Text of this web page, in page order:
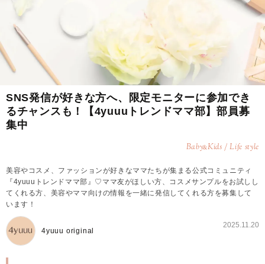
SNS発信が好きな方へ、限定モニターに参加でき
るチャンスも！【4yuuuトレンドママ部】部員募
集中
Baby&Kids / Life style
美容やコスメ、ファッションが好きなママたちが集まる公式コミュニティ
『4yuuuトレンドママ部』♡ママ友がほしい方、コスメサンプルをお試しし
てくれる方、美容やママ向けの情報を一緒に発信してくれる方を募集して
います！
4yuuu original
2025.11.20